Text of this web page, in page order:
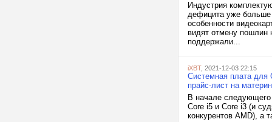
Индустрия
дефицита уже больше
особенности
видят отмену пошлин
поддержали...
iXBT, 2021-12-03 22:15
Системная плата для
прайс-лист на
В начале следующего
Core i5 и Core i3 (и
конкурентов AMD), а